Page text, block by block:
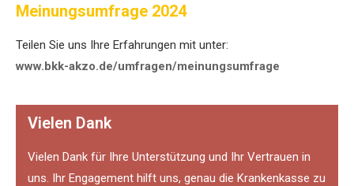
Meinungsumfrage 2024
Teilen Sie uns Ihre Erfahrungen mit unter:
www.bkk-akzo.de/umfragen/meinungsumfrage
Vielen Dank
Vielen Dank für Ihre Unterstützung und Ihr Vertrauen in
uns. Ihr Engagement hilft uns, genau die Krankenkasse zu